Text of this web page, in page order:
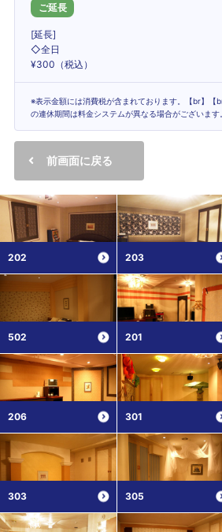
ご延長
[延長]
◇全日
¥300（税込）
※表示金額には消費税が含まれております。【br】【
の連休期間は料金システムが異なる場合がございます。
前画面に戻る
202 203
502 201
206 301
303 305